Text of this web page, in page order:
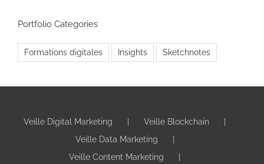
Portfolio Categories
Formations digitales Insights Sketchnotes
Veille Digital Marketing
Veille Blockchain
Veille Data Marketing
Veille Content Marketing